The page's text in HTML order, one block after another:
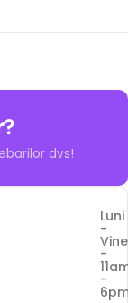
dvs!
Luni
-
-
-